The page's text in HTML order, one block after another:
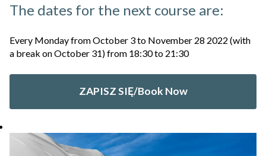
The dates for the next course are:
Every Monday from October 3 to November 28 2022 (with
a break on October 31) from 18:30 to 21:30
ZAPISZ SIĘ/Book Now